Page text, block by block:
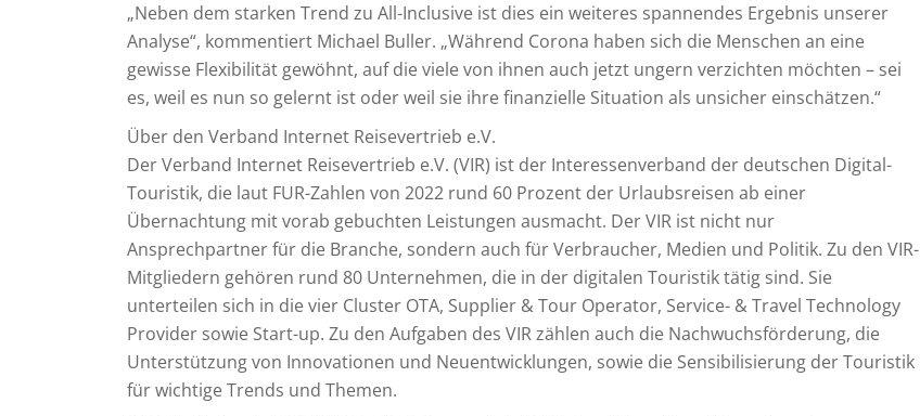
„Neben dem starken Trend zu All-Inclusive ist dies ein weiteres spannendes Ergebnis unserer
Analyse“, kommentiert Michael Buller. „Während Corona haben sich die Menschen an eine
gewisse Flexibilität gewöhnt, auf die viele von ihnen auch jetzt ungern verzichten möchten – sei
es, weil es nun so gelernt ist oder weil sie ihre finanzielle Situation als unsicher einschätzen.“
Über den Verband Internet Reisevertrieb e.V.
Der Verband Internet Reisevertrieb e.V. (VIR) ist der Interessenverband der deutschen Digital-
Touristik, die laut FUR-Zahlen von 2022 rund 60 Prozent der Urlaubsreisen ab einer
Übernachtung mit vorab gebuchten Leistungen ausmacht. Der VIR ist nicht nur
Ansprechpartner für die Branche, sondern auch für Verbraucher, Medien und Politik. Zu den VIR-
Mitgliedern gehören rund 80 Unternehmen, die in der digitalen Touristik tätig sind. Sie
unterteilen sich in die vier Cluster OTA, Supplier & Tour Operator, Service- & Travel Technology
Provider sowie Start-up. Zu den Aufgaben des VIR zählen auch die Nachwuchsförderung, die
Unterstützung von Innovationen und Neuentwicklungen, sowie die Sensibilisierung der Touristik
für wichtige Trends und Themen.